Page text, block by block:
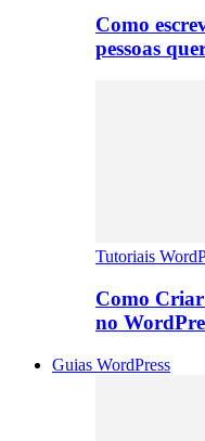
Como
pessoas
Tutoriais
Como
no
Guias WordPress